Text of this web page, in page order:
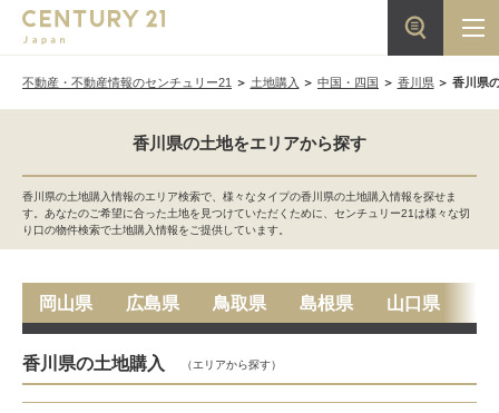
不動産・不動産情報のセンチュリー21 土地購入 中国・四国 香川県 香川県
香川県の土地をエリアから探す
香川県の土地購入情報のエリア検索で、様々なタイプの香川県の土地購入情報を探せま
す。あなたのご希望に合った土地を見つけていただくために、センチュリー21は様々な切
り口の物件検索で土地購入情報をご提供しています。
岡山県 広島県 鳥取県 島根県 山口県
香川県の土地購入 （エリアから探す）